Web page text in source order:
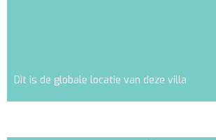
Dit is de globale locatie van deze villa